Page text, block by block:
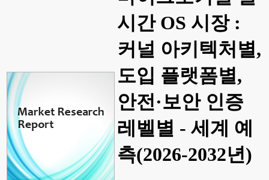
시간 OS 시장 :
커널 아키텍처별,
도입 플랫폼별,
안전·보안 인증
레벨별 - 세계 예
측(2026-2032년)